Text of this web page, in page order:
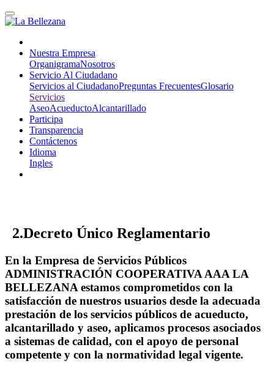
Nuestra Empresa
OrganigramaNosotros
Servicio Al Ciudadano
Servicios al CiudadanoPreguntas FrecuentesGlosario
Servicios
AseoAcueductoAlcantarillado
Participa
Transparencia
Contáctenos
Idioma
Ingles
2.Decreto Único Reglamentario
En la Empresa de Servicios Públicos
ADMINISTRACIÓN COOPERATIVA AAA LA
BELLEZANA estamos comprometidos con la
satisfacción de nuestros usuarios desde la adecuada
prestación de los servicios públicos de acueducto,
alcantarillado y aseo, aplicamos procesos asociados
a sistemas de calidad, con el apoyo de personal
competente y con la normatividad legal vigente.